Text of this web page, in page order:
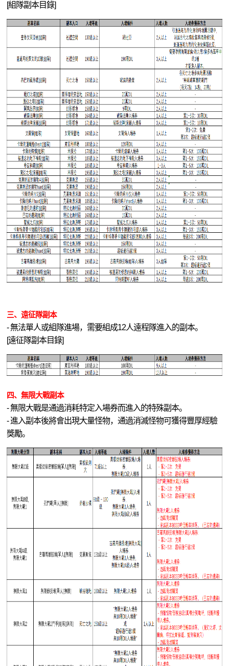
[組隊副本目錄]
三、遠征隊副本
- 無法單人或組隊進場，需要組成12人遠程隊進入的副本。
[遠征隊副本目錄]
四、無限大戰副本
- 無限大戰是通過消耗特定入場券而進入的特殊副本。
- 進入副本後將會出現大量怪物，通過消滅怪物可獲得豐厚經驗
獎勵。